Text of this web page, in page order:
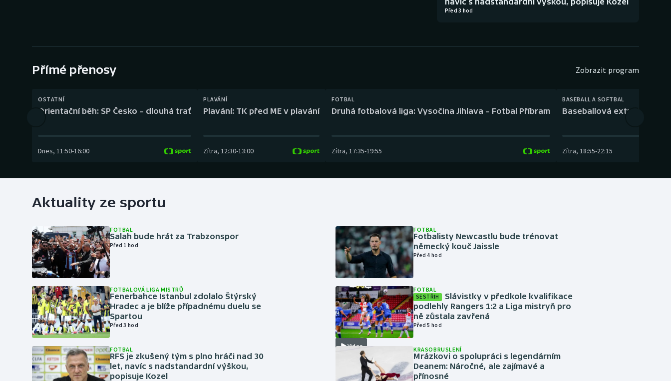
Před 3 hod
Přímé přenosy Zobrazit program
OSTATNÍ
Orientační běh: SP Česko – dlouhá trať
Dnes, 11:50-16:00
PLAVÁNÍ
Plavání: TK před ME v plavání
Zítra, 12:30-13:00
FOTBAL
Druhá fotbalová liga: Vysočina Jihlava – Fotbal Příbram
Zítra, 17:35-19:55
BASEBALL A SOFTBAL
Baseballová extraliga:
Zítra, 18:55-22:15
Aktuality ze sportu
FOTBAL
Salah bude hrát za Trabzonspor
Před 1 hod
FOTBALOVÁ LIGA MISTRŮ
Fenerbahce Istanbul zdolalo Štýrský
Hradec a je blíže případnému duelu se
Spartou
Před 3 hod
FOTBAL
RFS je zkušený tým s plno hráči nad 30
let, navíc s nadstandardní výškou,
popisuje Kozel
FOTBAL
Fotbalisty Newcastlu bude trénovat
německý kouč Jaissle
Před 4 hod
Video
FOTBAL
SESTŘIH
Slávistky v předkole kvalifikace
podlehly Rangers 1:2 a Liga mistryň pro
ně zůstala zavřená
Před 5 hod
KRASOBRUSLENÍ
Mrázkovi o spolupráci s legendárním
Deanem: Náročné, ale zajímavé a
přínosné